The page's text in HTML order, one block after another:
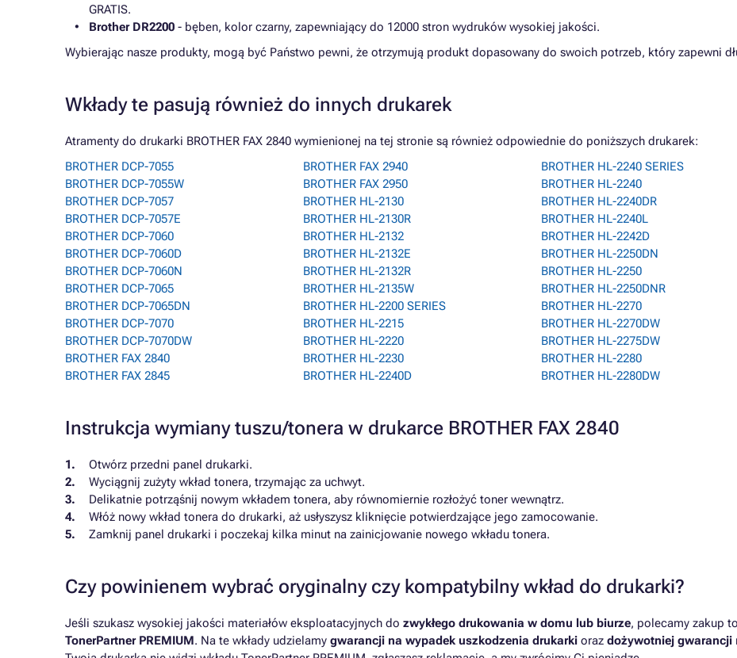
GRATIS.
Brother DR2200 - bęben, kolor czarny, zapewniający do 12000 stron wydruków wysokiej jakości.
Wybierając nasze produkty, mogą być Państwo pewni, że otrzymują produkt dopasowany do swoich potrzeb, który zapewni
Wkłady te pasują również do innych drukarek
Atramenty do drukarki BROTHER FAX 2840 wymienionej na tej stronie są również odpowiednie do poniższych drukarek:
BROTHER DCP-7055
BROTHER DCP-7055W
BROTHER DCP-7057
BROTHER DCP-7057E
BROTHER DCP-7060
BROTHER DCP-7060D
BROTHER DCP-7060N
BROTHER DCP-7065
BROTHER DCP-7065DN
BROTHER DCP-7070
BROTHER DCP-7070DW
BROTHER FAX 2840
BROTHER FAX 2845
BROTHER FAX 2940
BROTHER FAX 2950
BROTHER HL-2130
BROTHER HL-2130R
BROTHER HL-2132
BROTHER HL-2132E
BROTHER HL-2132R
BROTHER HL-2135W
BROTHER HL-2200 SERIES
BROTHER HL-2215
BROTHER HL-2220
BROTHER HL-2230
BROTHER HL-2240D
BROTHER HL-2240 SERIES
BROTHER HL-2240
BROTHER HL-2240DR
BROTHER HL-2240L
BROTHER HL-2242D
BROTHER HL-2250DN
BROTHER HL-2250
BROTHER HL-2250DNR
BROTHER HL-2270
BROTHER HL-2270DW
BROTHER HL-2275DW
BROTHER HL-2280
BROTHER HL-2280DW
Instrukcja wymiany tuszu/tonera w drukarce BROTHER FAX 2840
Otwórz przedni panel drukarki.
Wyciągnij zużyty wkład tonera, trzymając za uchwyt.
Delikatnie potrząśnij nowym wkładem tonera, aby równomiernie rozłożyć toner wewnątrz.
Włóż nowy wkład tonera do drukarki, aż usłyszysz kliknięcie potwierdzające jego zamocowanie.
Zamknij panel drukarki i poczekaj kilka minut na zainicjowanie nowego wkładu tonera.
Czy powinienem wybrać oryginalny czy kompatybilny wkład do drukarki?
Jeśli szukasz wysokiej jakości materiałów eksploatacyjnych do zwykłego drukowania w domu lub biurze, polecamy zakup
TonerPartner PREMIUM. Na te wkłady udzielamy gwarancji na wypadek uszkodzenia drukarki oraz dożywotniej gwarancji